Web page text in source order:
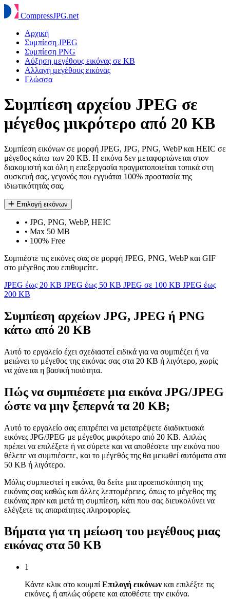
CompressJPG.net
Αρχική
Συμπίεση JPEG
Συμπίεση PNG
Αύξηση μεγέθους εικόνας σε KB
Αλλαγή μεγέθους εικόνας
Γλώσσα
Συμπίεση αρχείου JPEG σε
μέγεθος μικρότερο από 20 KB
Συμπίεση εικόνων σε μορφή JPEG, JPG, PNG, WebP και HEIC σε
μέγεθος κάτω των 20 KB. Η εικόνα δεν μεταφορτώνεται στον
διακομιστή και όλη η επεξεργασία πραγματοποιείται τοπικά στη
συσκευή σας, γεγονός που εγγυάται 100% προστασία της
ιδιωτικότητάς σας.
Επιλογή εικόνων
• JPG, PNG, WebP, HEIC
• Max 50 MB
• 100% Free
Συμπιέστε τις εικόνες σας σε μορφή JPEG, PNG, WebP και GIF
στο μέγεθος που επιθυμείτε.
JPEG έως 20 KB JPEG έως 50 KB JPEG σε 100 KB JPEG έως
200 KB
Συμπίεση αρχείων JPG, JPEG ή PNG
κάτω από 20 KB
Αυτό το εργαλείο έχει σχεδιαστεί ειδικά για να συμπιέζει ή να
μειώνει το μέγεθος της εικόνας σας στα 20 KB ή λιγότερο, χωρίς
να χάνεται η βασική ποιότητα.
Πώς να συμπιέσετε μια εικόνα JPG/JPEG
ώστε να μην ξεπερνά τα 20 KB;
Αυτό το εργαλείο σας επιτρέπει να μετατρέψετε διαδικτυακά
εικόνες JPG/JPEG με μέγεθος μικρότερο από 20 KB. Απλώς
πρέπει να επιλέξετε ή να σύρετε και να αποθέσετε την εικόνα που
θέλετε να συμπιέσετε, και το μέγεθός της θα μειωθεί αυτόματα στα
50 KB ή λιγότερο.
Μόλις συμπιεστεί η εικόνα, θα δείτε μια προεπισκόπηση της
εικόνας σας καθώς και άλλες λεπτομέρειες, όπως το μέγεθος της
εικόνας πριν και μετά τη συμπίεση, κάτι που σας διευκολύνει να
ελέγξετε τις απαραίτητες πληροφορίες.
Βήματα για τη μείωση του μεγέθους μιας
εικόνας στα 50 KB
1
Κάντε κλικ στο κουμπί Επιλογή εικόνων και επιλέξτε τις
εικόνες, ή απλώς σύρετε και αποθέστε την εικόνα.